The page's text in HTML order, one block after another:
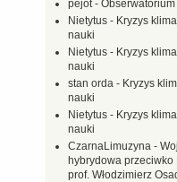
pejot-
Nietytus - Kryzys
nauki
Nietytus - Kryzys
nauki
stan orda - Kryzys
nauki
Nietytus - Kryzys
nauki
CzarnaLimuzyna -
hybrydowa przeciwko
prof. Włodzimierz